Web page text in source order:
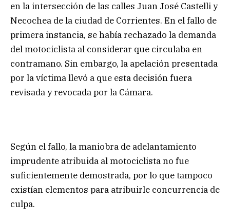
en la intersección de las calles Juan José Castelli y
Necochea de la ciudad de Corrientes. En el fallo de
primera instancia, se había rechazado la demanda
del motociclista al considerar que circulaba en
contramano. Sin embargo, la apelación presentada
por la víctima llevó a que esta decisión fuera
revisada y revocada por la Cámara.
Según el fallo, la maniobra de adelantamiento
imprudente atribuida al motociclista no fue
suficientemente demostrada, por lo que tampoco
existían elementos para atribuirle concurrencia de
culpa.